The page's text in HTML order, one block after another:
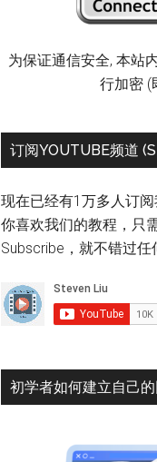
为保证通信安全, 本站
行加密 (
订阅YOUTUBE频道
现在已经有1万多人订
你喜欢我们的教程，只
Subscribe，就不错过任
初学者如何建立自己